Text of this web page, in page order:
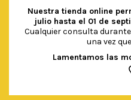
Nuestra tienda online
julio hasta el 01 de
Cualquier consulta
una vez
Lamentamos las